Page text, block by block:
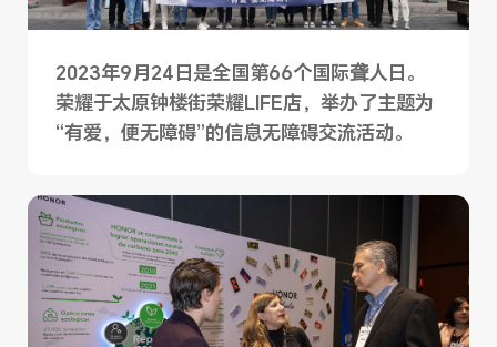
2023年9月24日是全国第66个国际聋人日。
荣耀于太原钟楼街荣耀LIFE店，举办了主题为
“有爱，便无障碍”的信息无障碍交流活动。